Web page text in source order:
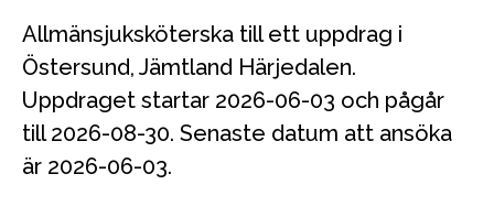
Allmänsjuksköterska till ett uppdrag i
Östersund, Jämtland Härjedalen.
Uppdraget startar 2026-06-03 och pågår
till 2026-08-30. Senaste datum att ansöka
är 2026-06-03.